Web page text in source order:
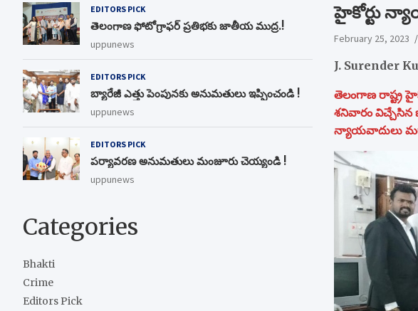
హైకోర్టు
February 25, 2023
J. Surender
తెలంగాణ రాష్ట్ర
శనివారం విచ్చేసిన
న్యాయవాదులు
EDITORS PICK
తెలంగాణ ఫోటోగ్రాఫర్ ప్రతిభకు జాతీయ ముద్ర.!
uppunews
EDITORS PICK
బ్యారేజీ ఎత్తు పెంపున‌కు అనుమ‌తులు ఇప్పించండి !
uppunews
EDITORS PICK
ప‌ర్యావ‌ర‌ణ అనుమ‌తులు మంజూరు చెయ్యండి !
uppunews
Categories
Bhakti
Crime
Editors Pick